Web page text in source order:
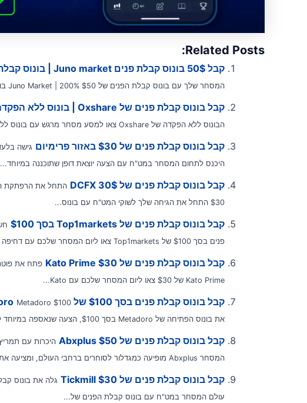
Related Posts:
קבל 50$ בונוס קבלת פנים Juno market | בונוס קבלת פנים של 200%.
המסחר שלך עם בונוס קבלת הפנים של $50 Juno Market | 200% בונוס קבלת פנים היכנס לעולם...
קבל בונוס קבלת פנים של Oxshare | בונוס ללא הפקדה בפורקס
הבונוס ללא הפקדה של Oxshare צאו למסע מסחר מרגש עם בונוס ללא הפקדה שאין...
קבל בונוס קבלת פנים של $30 באזור פרימיום
היכנס לתחום המסחר במט"ח עם הצעה יוצאת דופן שתוכננה במיוחד...
קבל בונוס קבלת פנים של DCFX 30$
$30 התחל את הגיחה שלך לשוקי המט"ח עם בונוס...
קבל בונוס קבלת פנים של Top1markets בסך $100
פנים בסך $100 של Top1markets צאו ליום המסחר שלכם עם דחיפה יוצאת...
קבל בונוס קבלת פנים של Kato Prime $30
פתח את
Kato Prime של $30 צאו ליום המסחר שלכם עם Kato...
קבל בונוס קבלת פנים בסך $100 של Metadoro
את בונוס הפתיחה של Metadoro בסך $100, הצעה שנאספה במיוחד למצטרפים חדשים...
קבל בונוס קבלת פנים של Abxplus $50
המסחר Abxplus מופיעה כמגדלור לסוחרים ברחבי העולם, ומציעה את Abxplus...
קבל בונוס קבלת פנים של Tickmill $30
עולם המסחר במט"ח עם בונוס קבלת הפנים של...